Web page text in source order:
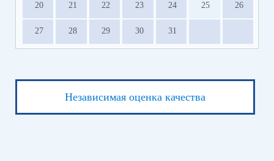
20 21 22 23 24 25 26
27 28 29 30 31
Независимая оценка качества